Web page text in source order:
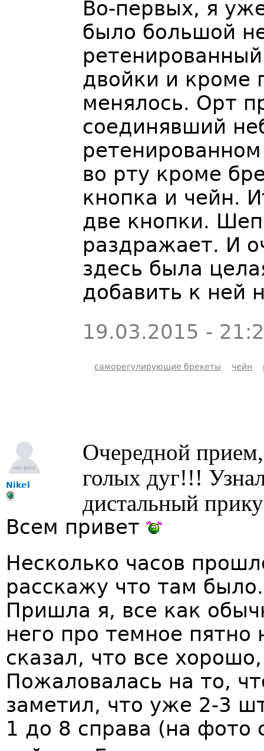
Во-первых, я
было большой
двойки и кроме
менялось. Орт
соединявший
во рту кроме
кнопка и чейн.
две кнопки.
раздражает. И
здесь была
добавить к ней
19.03.2015 -
саморегулирующие брекеты чейн
Nikel
Очередной
голых дуг!!!
дистальный
Всем привет
Несколько часов
расскажу что там было.
Пришла я, все как
него про темное
сказал, что все
Пожаловалась на то,
заметил, что уже 2-3
1 до 8 справа (на фото